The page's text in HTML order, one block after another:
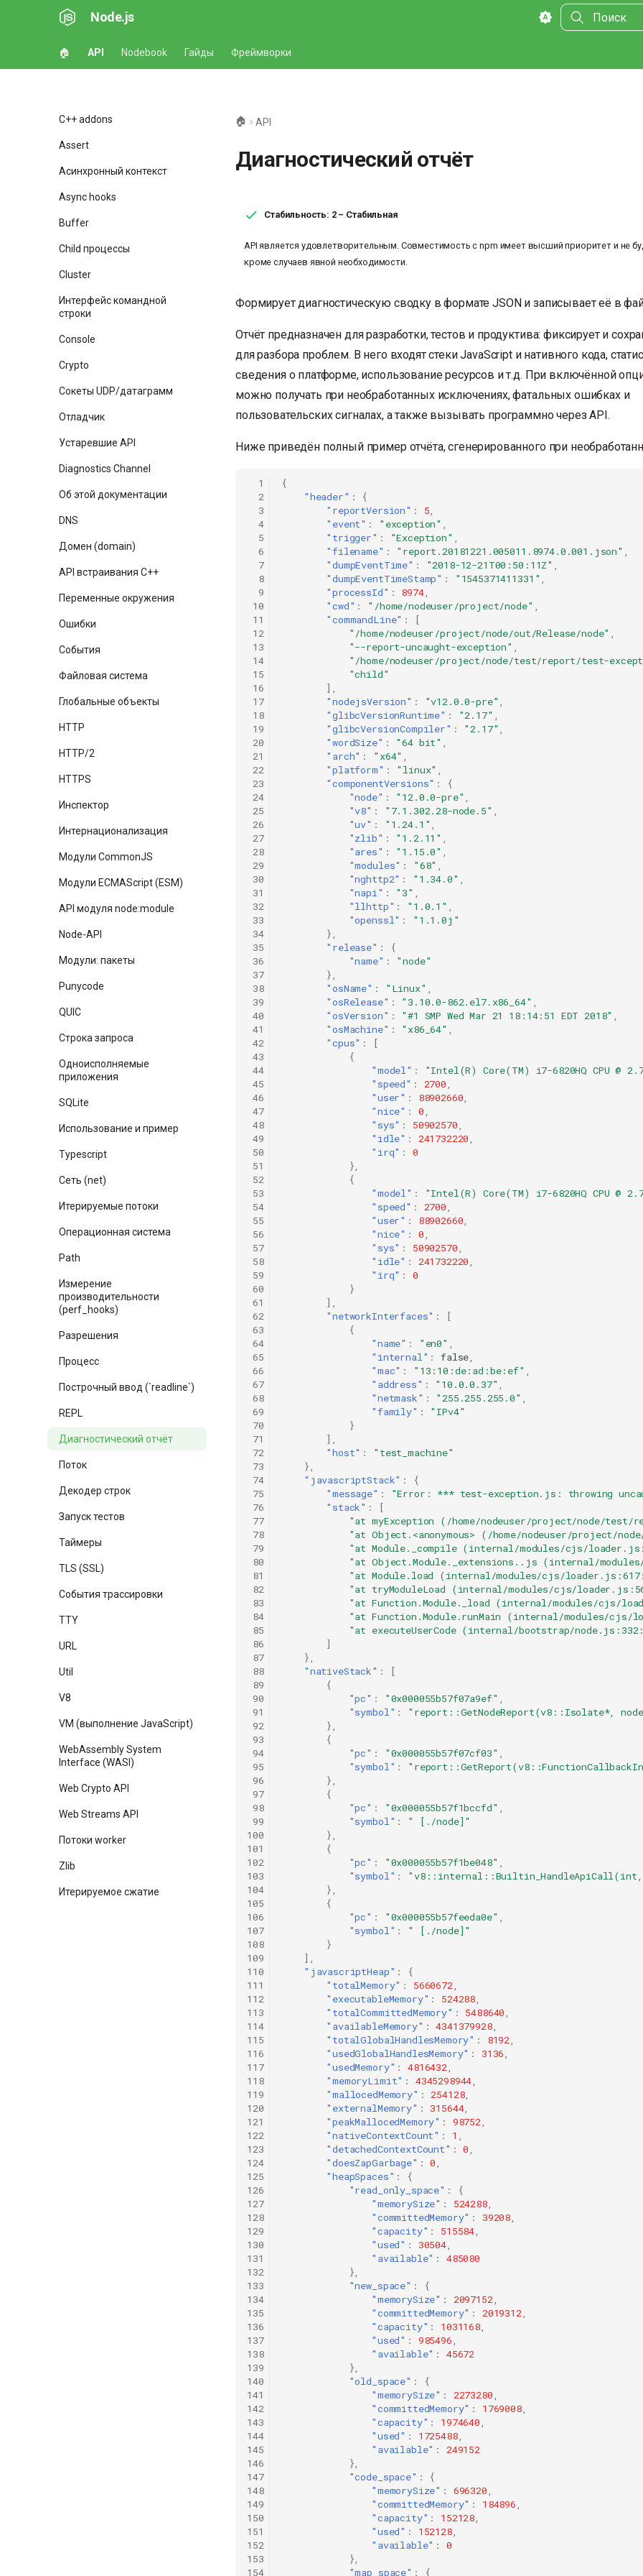
Node.js
🏠 API Nodebook Гайды Фреймворки
C++ addons
Assert
Асинхронный контекст
Async hooks
Buffer
Child процессы
Cluster
Интерфейс командной
строки
Console
Crypto
Сокеты UDP/датаграмм
Отладчик
Устаревшие API
Diagnostics Channel
Об этой документации
DNS
Домен (domain)
API встраивания C++
Переменные окружения
Ошибки
События
Файловая система
Глобальные объекты
HTTP
HTTP/2
HTTPS
Инспектор
Интернационализация
Модули CommonJS
Модули ECMAScript (ESM)
API модуля node:module
Node-API
Модули: пакеты
Punycode
QUIC
Строка запроса
Одноисполняемые
приложения
SQLite
Использование и пример
Typescript
Сеть (net)
Итерируемые потоки
Операционная система
Path
Измерение
производительности
(perf_hooks)
Разрешения
Процесс
Построчный ввод (`readline`)
REPL
Диагностический отчёт
Поток
Декодер строк
Запуск тестов
Таймеры
TLS (SSL)
События трассировки
TTY
URL
Util
V8
VM (выполнение JavaScript)
WebAssembly System
Interface (WASI)
Web Crypto API
Web Streams API
Потоки worker
Zlib
Итерируемое сжатие
🏠 API
Диагностический отчёт
Стабильность: 2 – Стабильная
API является удовлетворительным. Совместимость с npm имеет высший приоритет и не
кроме случаев явной необходимости.
Формирует диагностическую сводку в формате JSON и записывает её в
Отчёт предназначен для разработки, тестов и продуктива: фиксирует и
для разбора проблем. В него входят стеки JavaScript и нативного кода,
сведения о платформе, использование ресурсов и т.д. При включённой
можно получать при необработанных исключениях, фатальных ошибках и
пользовательских сигналах, а также вызывать программно через API.
Ниже приведён полный пример отчёта, сгенерированного при
  1
  2
  3
  4
  5
  6
  7
  8
  9
10
11
12
13
14
15
16
17
18
19
20
21
22
23
24
25
26
27
28
29
30
31
32
33
34
35
36
37
38
39
40
41
42
43
44
45
46
47
48
49
50
51
52
53
54
55
56
57
58
59
60
61
62
63
64
65
66
67
68
69
70
71
72
73
74
75
76
77
78
79
80
81
82
83
84
85
86
87
88
89
90
91
92
93
94
95
96
97
98
99
100
101
102
103
104
105
106
107
108
109
110
111
112
113
114
115
116
117
118
119
120
121
122
123
124
125
126
127
128
129
130
131
132
133
134
135
136
137
138
139
140
141
142
143
144
145
146
147
148
149
150
151
152
153
154
{
"header" :
{
"reportVersion" : 5,
"event" : "exception" ,
"trigger" : "Exception" ,
"filename" : "report.20181221.005011.8974.0.001.json" ,
"dumpEventTime" : "2018-12-21T00:50:11Z" ,
"dumpEventTimeStamp" : "1545371411331" ,
"processId" : 8974,
"cwd" : "/home/nodeuser/project/node" ,
"commandLine" :
[
"/home/nodeuser/project/node/out/Release/node" ,
"--report-uncaught-exception" ,
"/home/nodeuser/project/node/test/report/test-
"child"
],
"nodejsVersion" : "v12.0.0-pre" ,
"glibcVersionRuntime" : "2.17" ,
"glibcVersionCompiler" : "2.17" ,
"wordSize" : "64 bit" ,
"arch" : "x64" ,
"platform" : "linux" ,
"componentVersions" :
{
"node" : "12.0.0-pre" ,
"v8" : "7.1.302.28-node.5" ,
"uv" : "1.24.1" ,
"zlib" : "1.2.11" ,
"ares" : "1.15.0" ,
"modules" : "68" ,
"nghttp2" : "1.34.0" ,
"napi" : "3" ,
"llhttp" : "1.0.1" ,
"openssl" :
"1.1.0j"
},
"release" :
{
"name" :
"node"
},
"osName" : "Linux" ,
"osRelease" : "3.10.0-862.el7.x86_64" ,
"osVersion" : "#1 SMP Wed Mar 21 18:14:51 EDT 2018" ,
"osMachine" : "x86_64" ,
"cpus" :
[
{
"model" : "Intel(R) Core(TM) i7-6820HQ CPU @
"speed" : 2700,
"user" : 88902660,
"nice" : 0,
"sys" : 50902570,
"idle" : 241732220,
"irq" :
0
},
{
"model" : "Intel(R) Core(TM) i7-6820HQ CPU @
"speed" : 2700,
"user" : 88902660,
"nice" : 0,
"sys" : 50902570,
"idle" : 241732220,
"irq" :
0
}
],
"networkInterfaces" :
[
{
"name" : "en0" ,
"internal" : false,
"mac" : "13:10:de:ad:be:ef" ,
"address" : "10.0.0.37" ,
"netmask" : "255.255.255.0" ,
"family" :
"IPv4"
}
],
"host" :
"test_machine"
},
"javascriptStack" :
{
"message" : "Error: *** test-exception.js: throwing
"stack" :
[
"at myException (/home/nodeuser/project/node/
"at Object.<anonymous> (/home/nodeuser/project/
"at Module._compile (internal/modules/cjs/
"at Object.Module._extensions..js (internal/
"at Module.load (internal/modules/cjs/
"at tryModuleLoad (internal/modules/cjs/
"at Function.Module._load (internal/modules/cjs/
"at Function.Module.runMain (internal/modules/cjs/
"at executeUserCode (internal/bootstrap/
]
},
"nativeStack" :
[
{
"pc" : "0x000055b57f07a9ef" ,
"symbol" :
"report::GetNodeReport(v8::Isolate*,
},
{
"pc" : "0x000055b57f07cf03" ,
"symbol" :
},
{
"pc" : "0x000055b57f1bccfd" ,
"symbol" :
" [./node]"
},
{
"pc" : "0x000055b57f1be048" ,
"symbol" :
},
{
"pc" : "0x000055b57feeda0e" ,
"symbol" :
" [./node]"
}
],
"javascriptHeap" :
{
"totalMemory" : 5660672,
"executableMemory" : 524288,
"totalCommittedMemory" : 5488640,
"availableMemory" : 4341379928,
"totalGlobalHandlesMemory" : 8192,
"usedGlobalHandlesMemory" : 3136,
"usedMemory" : 4816432,
"memoryLimit" : 4345298944,
"mallocedMemory" : 254128,
"externalMemory" : 315644,
"peakMallocedMemory" : 98752,
"nativeContextCount" : 1 ,
"detachedContextCount" : 0,
"doesZapGarbage" : 0,
"heapSpaces" :
{
"read_only_space" :
{
"memorySize" : 524288,
"committedMemory" : 39208,
"capacity" : 515584,
"used" : 30504,
"available" :
485080
},
"new_space" :
{
"memorySize" : 2097152,
"committedMemory" : 2019312,
"capacity" : 1031168,
"used" : 985496,
"available" :
45672
},
"old_space" :
{
"memorySize" : 2273280,
"committedMemory" : 1769008,
"capacity" : 1974640,
"used" : 1725488,
"available" :
249152
},
"code_space" :
{
"memorySize" : 696320,
"committedMemory" : 184896,
"capacity" : 152128,
"used" : 152128,
"available" :
0
},
"map_space" : {